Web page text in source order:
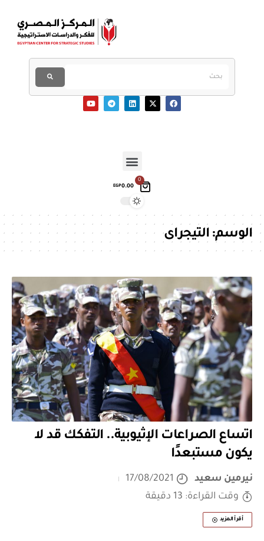
0
EGP0.00
الوسم:التيجراى
اتساع الصراعات الإثيوبية.. التفكك قد لا
يكون مستبعدًا
نيرمين سعيد
17/08/2021
وقت القراءة: 13 دقيقة
أقرأ المزيد